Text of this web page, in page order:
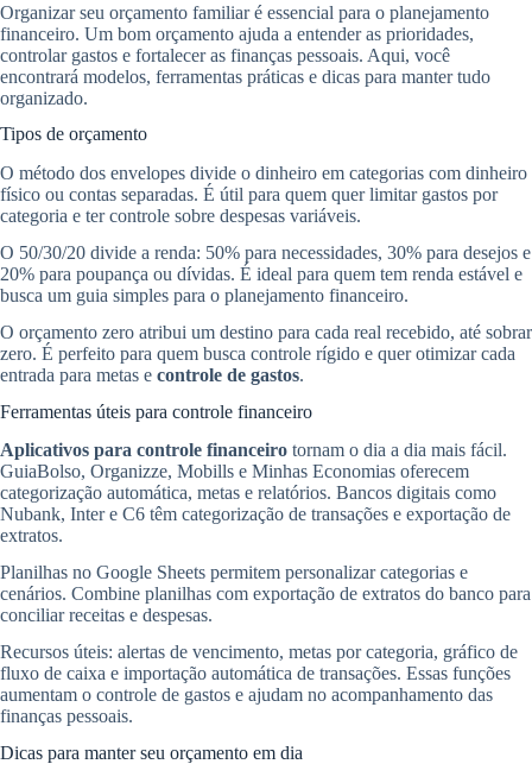
Organizar seu orçamento familiar é essencial para o planejamento
financeiro. Um bom orçamento ajuda a entender as prioridades,
controlar gastos e fortalecer as finanças pessoais. Aqui, você
encontrará modelos, ferramentas práticas e dicas para manter tudo
organizado.
Tipos de orçamento
O método dos envelopes divide o dinheiro em categorias com dinheiro
físico ou contas separadas. É útil para quem quer limitar gastos por
categoria e ter controle sobre despesas variáveis.
O 50/30/20 divide a renda: 50% para necessidades, 30% para desejos e
20% para poupança ou dívidas. É ideal para quem tem renda estável e
busca um guia simples para o planejamento financeiro.
O orçamento zero atribui um destino para cada real recebido, até sobrar
zero. É perfeito para quem busca controle rígido e quer otimizar cada
entrada para metas e controle de gastos.
Ferramentas úteis para controle financeiro
Aplicativos para controle financeiro tornam o dia a dia mais fácil.
GuiaBolso, Organizze, Mobills e Minhas Economias oferecem
categorização automática, metas e relatórios. Bancos digitais como
Nubank, Inter e C6 têm categorização de transações e exportação de
extratos.
Planilhas no Google Sheets permitem personalizar categorias e
cenários. Combine planilhas com exportação de extratos do banco para
conciliar receitas e despesas.
Recursos úteis: alertas de vencimento, metas por categoria, gráfico de
fluxo de caixa e importação automática de transações. Essas funções
aumentam o controle de gastos e ajudam no acompanhamento das
finanças pessoais.
Dicas para manter seu orçamento em dia